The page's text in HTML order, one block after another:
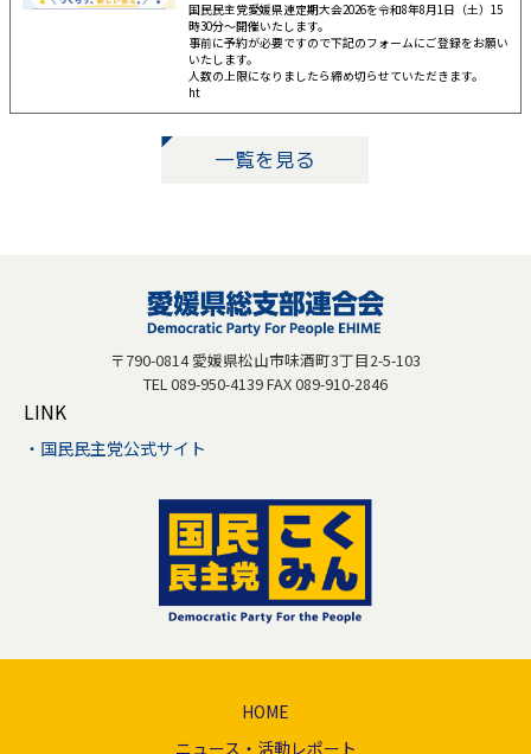
国民民主党愛媛県連定期大会2026を令和8年8月1日（土）15
時30分〜開催いたします。
事前に予約が必要ですので下記のフォームにご登録をお願い
いたします。
人数の上限になりましたら締め切らせていただきます。
ht
一覧を見る
〒790-0814 愛媛県松山市味酒町3丁目2-5-103
TEL 089-950-4139 FAX 089-910-2846
LINK
国民民主党公式サイト
HOME
ニュース・活動レポート